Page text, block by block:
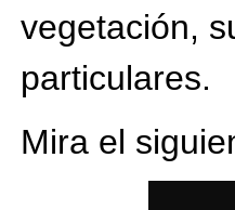
vegetación,
particulares.
Mira el